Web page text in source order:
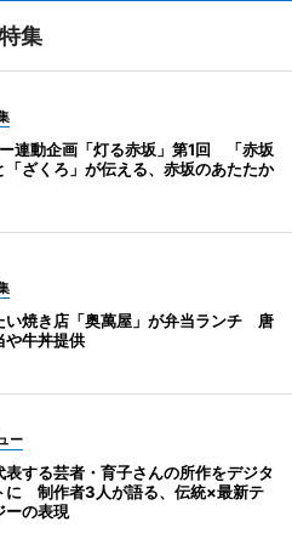
特集
連動企画「灯る赤坂」第1回 「赤坂
「ざくろ」が伝える、赤坂のあたたか
い焼き店「奥萬屋」が弁当ランチ 唐
や牛丼提供
ー
表する芸者・育子さんの所作をデジタ
に 制作者3人が語る、伝統×最新テ
ーの表現